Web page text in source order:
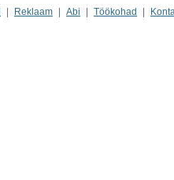
Reklaam Abi Töökohad